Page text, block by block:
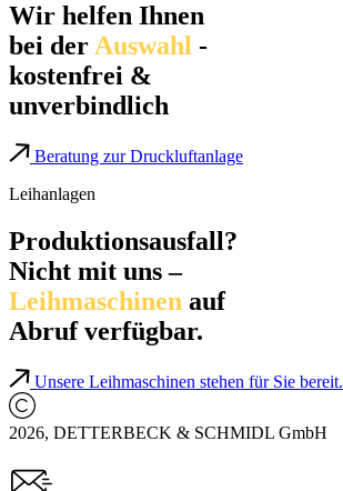
Wir helfen Ihnen
bei derAuswahl -
kostenfrei &
unverbindlich
Beratung zur Druckluftanlage
Leihanlagen
Produktionsausfall?
Nicht mit uns –
Leihmaschinen auf
Abruf verfügbar.
Unsere Leihmaschinen stehen für Sie bereit.
2026, DETTERBECK & SCHMIDL GmbH